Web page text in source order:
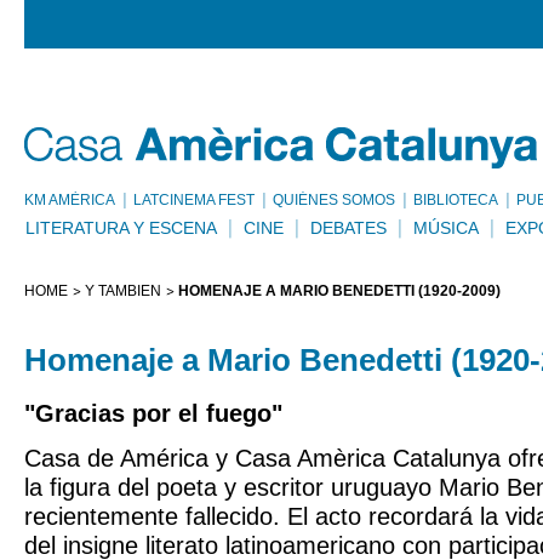
KM AMÈRICA LATCINEMA FEST QUIÉNES SOMOS BIBLIOTECA
LITERATURA Y ESCENA CINE DEBATES MÚSICA
HOME Y TAMBIÉN HOMENAJE A MARIO BENEDETTI (1920-2009)
Homenaje a Mario Benedetti
"Gracias por el fuego"
Casa de América y Casa Amèrica Catalunya
la figura del poeta y escritor uruguayo Mario
recientemente fallecido. El acto recordará la
del insigne literato latinoamericano con